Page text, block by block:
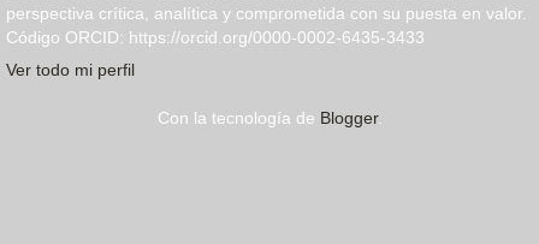
perspectiva crítica, analítica y comprometida con su puesta en valor.
Código ORCID: https://orcid.org/0000-0002-6435-3433
Ver todo mi perfil
Con la tecnología de Blogger.